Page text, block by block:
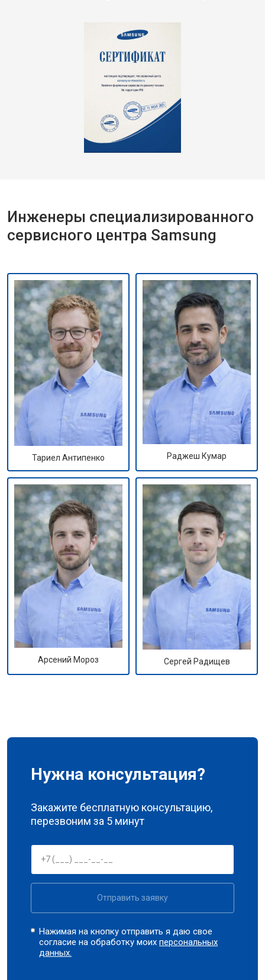
Инженеры специализированного
сервисного центра Samsung
Тариел Антипенко Раджеш Кумар
Арсений Мороз Сергей Радищев
Нужна консультация?
Закажите бесплатную консультацию,
перезвоним за 5 минут
Отправить заявку
Нажимая на кнопку отправить я даю свое
согласие на обработку моихперсональных
данных.